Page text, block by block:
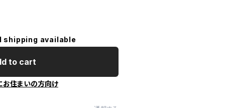
shipping available
to cart
お住まいの方向け